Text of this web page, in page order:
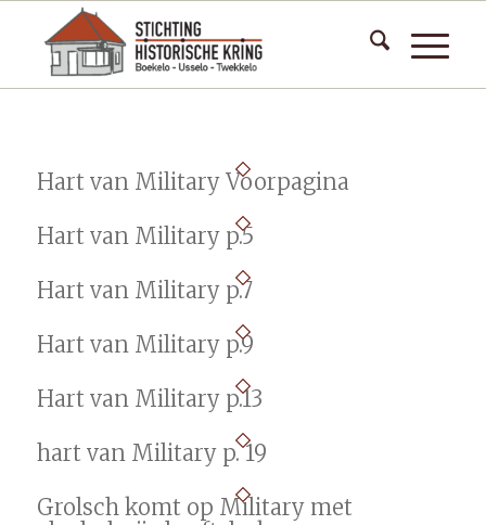
Hart van Military Voorpagina
Hart van Military p.5
Hart van Military p.7
Hart van Military p.9
Hart van Military p.13
hart van Military p. 19
Grolsch komt op Military met